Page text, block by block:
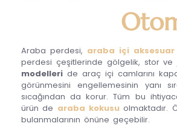
Araba perdesi, araba içi aksesuar
perdesi çeşitlerinde gölgelik, stor
modelleri de araç içi camlarını
görünmesini engellemesinin yanı
sıcağından da korur. Tüm bu
ürün de araba kokusu olmaktadır.
bulanmalarının önüne geçebilir.